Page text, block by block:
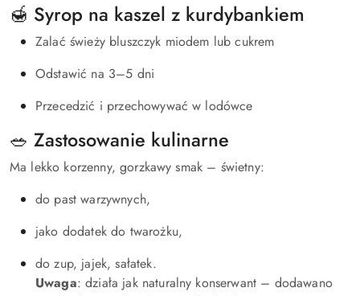
🍯 Syrop na kaszel z kurdybankiem
Zalać świeży bluszczyk miodem lub cukrem
Odstawić na 3–5 dni
Przecedzić i przechowywać w lodówce
🥗 Zastosowanie kulinarne
Ma lekko korzenny, gorzkawy smak – świetny:
do past warzywnych,
jako dodatek do twarożku,
do zup, jajek, sałatek.
Uwaga: działa jak naturalny konserwant – dodawano